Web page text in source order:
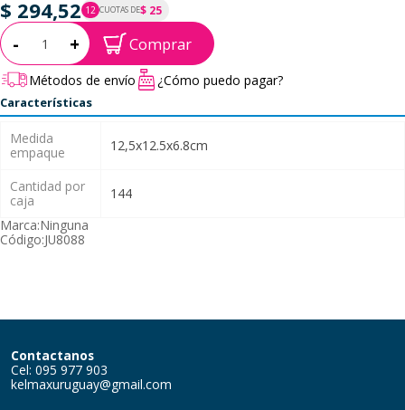
$ 294,52 12 CUOTAS DE$ 25
P.T.F. $ 295
Cantidad:
- + Comprar
Métodos de envío ¿Cómo puedo pagar?
Características
Medida
empaque
12,5x12.5x6.8cm
Cantidad por
caja
144
Marca:Ninguna
Código:JU8088
Contactanos
Cel: 095 977 903
kelmaxuruguay@gmail.com